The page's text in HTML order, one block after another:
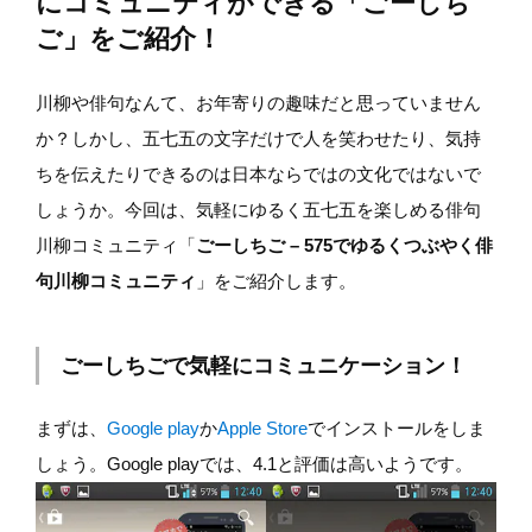
ご」をご紹介！
川柳や俳句なんて、お年寄りの趣味だと思っていません
か？しかし、五七五の文字だけで人を笑わせたり、気持
ちを伝えたりできるのは日本ならではの文化ではないで
しょうか。今回は、気軽にゆるく五七五を楽しめる俳句
川柳コミュニティ「 ごーしちご – 575でゆるくつぶやく俳
句川柳コミュニティ 」をご紹介します。
ごーしちごで気軽にコミュニケーション！
まずは、 Google playかApple Storeでインストールをしま
しょう。Google playでは、4.1と評価は高いようです。